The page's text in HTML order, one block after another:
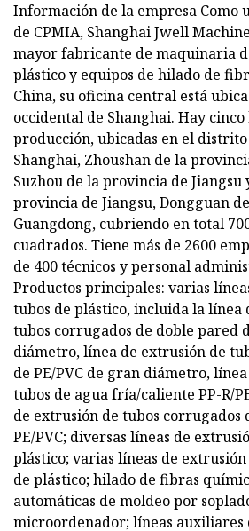
Información de la empresa Como
de CPMIA, Shanghai Jwell
mayor fabricante de maquinaria
plástico y equipos de hilado de
China, su oficina central está
occidental de Shanghai. Hay cinco
producción, ubicadas en el
Shanghai, Zhoushan de la
Suzhou de la provincia de Jiangsu
provincia de Jiangsu, Dongguan
Guangdong, cubriendo en total
cuadrados. Tiene más de 2600
de 400 técnicos y personal
Productos principales: varias
tubos de plástico, incluida la línea
tubos corrugados de doble pared
diámetro, línea de extrusión de
de PE/PVC de gran diámetro,
tubos de agua fría/caliente PP-R/
de extrusión de tubos corrugados
PE/PVC; diversas líneas de
plástico; varias líneas de
de plástico; hilado de fibras
automáticas de moldeo por
microordenador; líneas auxiliares